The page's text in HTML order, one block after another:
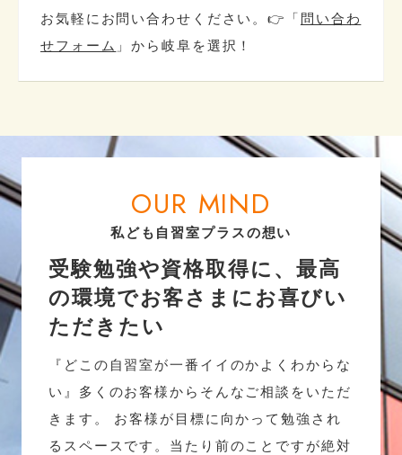
お気軽にお問い合わせください。👉「 問い合わ
せフォーム 」から岐阜を選択！
OUR MIND
私ども自習室プラスの想い
受験勉強や資格取得に、最高
の環境でお客さまにお喜びい
ただきたい
『どこの自習室が一番イイのかよくわからな
い』多くのお客様からそんなご相談をいただ
きます。 お客様が目標に向かって勉強され
るスペースです。当たり前のことですが絶対